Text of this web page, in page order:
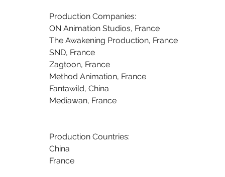
Production Companies:
ON Animation Studios, France
The Awakening Production, France
SND, France
Zagtoon, France
Method Animation, France
Fantawild, China
Mediawan, France
Production Countries:
China
France